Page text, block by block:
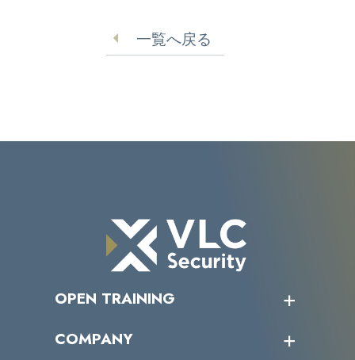
一覧へ戻る
OPEN TRAINING
受講者の声
COMPANY